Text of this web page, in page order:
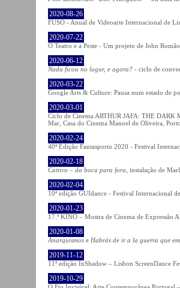
2020-08-26
FUSO - Anual de Videoarte Internacional de
2020-07-22
O Teatro e a Peste - Um projeto de John
2020-06-12
Nada ficou no lugar, e agora? - ciclo de
2020-03-22
Google Arts & Culture: Pausa num estado de
2020-03-01
Ciclo de Cinema ARTHUR JAFA: THE
Mar, Casa do Cinema Manoel de Oliveira, Porto
2020-02-24
40ª Edição Fantasporto 2020 - Festival
2020-02-18
Cattivo – da boca para fora , instalação de
2020-02-04
10ª edição GUIdance - Festival Internacional
2020-01-23
17.ª KINO – Mostra de Cinema de Expressão
2020-01-08
Anarquismos e Habrás de ir a la guerra que
2019-11-12
11ª edição InShadow – Lisbon ScreenDance
2019-10-29